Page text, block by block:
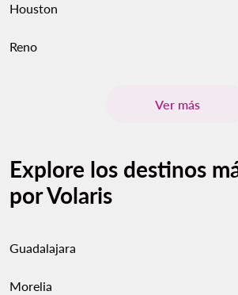
Houston
Reno
Ver más
Explore los destinos
por Volaris
Guadalajara
Morelia